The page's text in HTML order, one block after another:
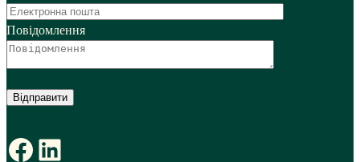
Повідомлення
Facebook
LinkedIn